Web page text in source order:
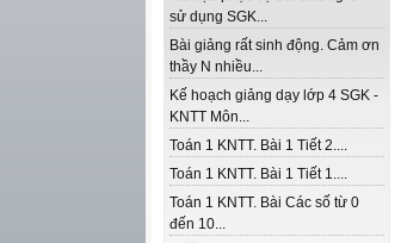
sử dụng SGK...
Bài giảng rất sinh động. Cảm ơn
thầy N nhiều...
Kế hoạch giảng dạy lớp 4 SGK -
KNTT Môn...
Toán 1 KNTT. Bài 1 Tiết 2....
Toán 1 KNTT. Bài 1 Tiết 1....
Toán 1 KNTT. Bài Các số từ 0
đến 10...